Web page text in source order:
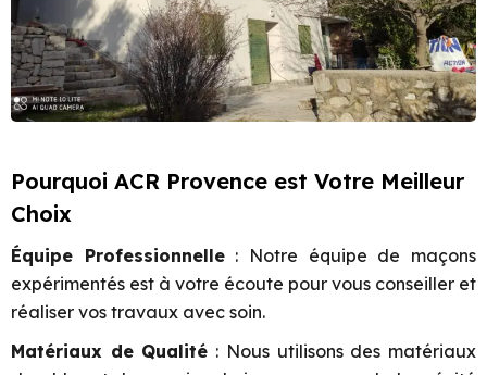
Pourquoi ACR Provence est Votre Meilleur
Choix
Équipe Professionnelle: Notre équipe de maçons
expérimentés est à votre écoute pour vous conseiller et
réaliser vos travaux avec soin.
Matériaux de Qualité : Nous utilisons des matériaux